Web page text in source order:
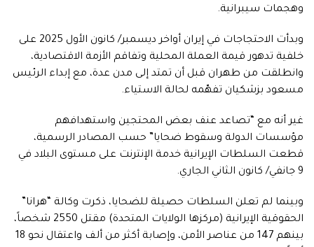
وهجمات سيبرانية.
وبدأت الاحتجاجات في إيران أواخر ديسمبر/ كانون الأول 2025 على
خلفية تدهور قيمة العملة المحلية وتفاقم الأزمة الاقتصادية،
وانطلقت من طهران قبل أن تمتد إلى مدن عدة، مع إبداء الرئيس
مسعود بزشكيان تفهّمه لحالة الاستياء.
غير أنه مع “تصاعد عنف بعض المحتجين واستهدافهم
مؤسسات الدولة وسقوط ضحايا” حسب المصادر الرسمية،
قطعت السلطات الإيرانية خدمة الإنترنت على مستوى البلاد في
9 جانفي/ كانون الثاني الجاري.
وبينما لم تعلن السلطات حصيلة للضحايا، ذكرت وكالة “هرانا”
الحقوقية الإيرانية (مركزها الولايات المتحدة) مقتل 2550 شخصاً،
بينهم 147 من عناصر الأمن، وإصابة أكثر من ألف واعتقال نحو 18